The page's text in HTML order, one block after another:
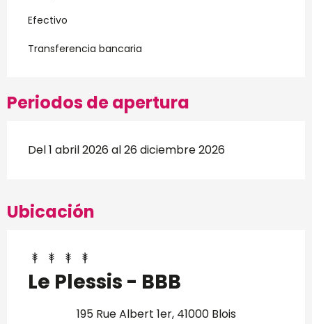
Efectivo
Transferencia bancaria
Periodos de apertura
Del 1 abril 2026 al 26 diciembre 2026
Ubicación
Le Plessis - BBB
195 Rue Albert 1er, 41000 Blois